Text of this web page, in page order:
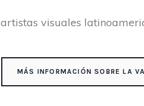
artistas visuales
MÁS INFORMACIÓN SOBRE LA